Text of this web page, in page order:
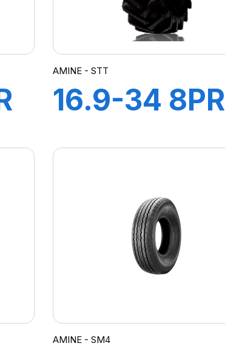
AMINE - STT
16.9-34 8PR
AMINE - SM4